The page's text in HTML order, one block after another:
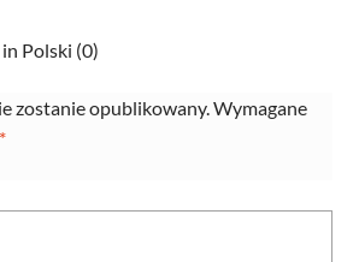
Polski (0)
zostanie opublikowany.Wymagane
*